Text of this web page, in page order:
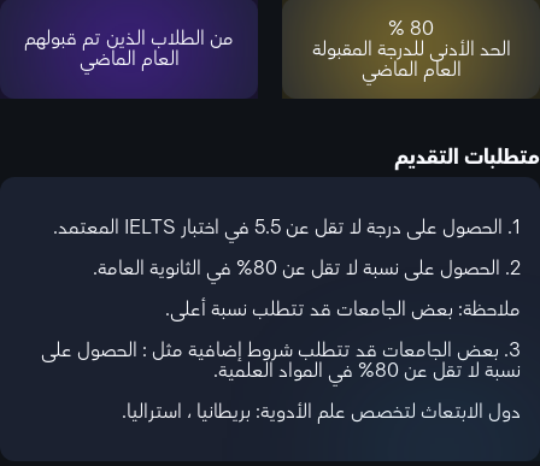
80 %
الحد الأدنى للدرجة المقبولة
العام الماضي
من الطلاب الذين تم قبولهم
العام الماضي
متطلبات التقديم
1. الحصول على درجة لا تقل عن 5.5 في اختبار IELTS المعتمد.
2. الحصول على نسبة لا تقل عن 80% في الثانوية العامة.
ملاحظة: بعض الجامعات قد تتطلب نسبة أعلى.
3. بعض الجامعات قد تتطلب شروط إضافية مثل : الحصول على
نسبة لا تقل عن 80% في المواد العلمية.
دول الابتعاث لتخصص علم الأدوية: بريطانيا ، استراليا.